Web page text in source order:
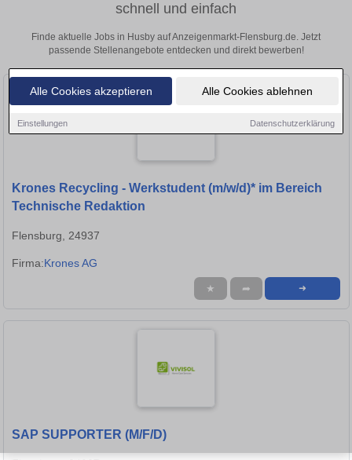
Alle Cookies akzeptieren Alle Cookies ablehnen
Einstellungen Datenschutzerklärung
schnell und einfach
Finde aktuelle Jobs in Husby auf Anzeigenmarkt-Flensburg.de. Jetzt
passende Stellenangebote entdecken und direkt bewerben!
Krones Recycling - Werkstudent (m/w/d)* im Bereich
Technische Redaktion
Flensburg, 24937
Firma:Krones AG
★ ➦ ➜
SAP SUPPORTER (M/F/D)